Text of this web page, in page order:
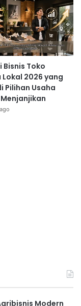
Bisnis Toko
Lokal 2026 yang
Pilihan Usaha
Modern